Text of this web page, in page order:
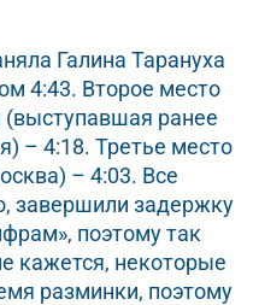
Галина Тарануха
4:43. Второе место
ранее
– 4:18. Третье место
– 4:03. Все
завершили задержку
поэтому так
кажется, некоторые
разминки, поэтому